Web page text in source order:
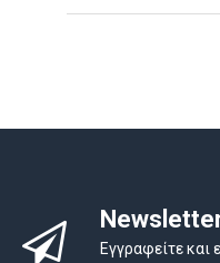
Εγγραφείτε και